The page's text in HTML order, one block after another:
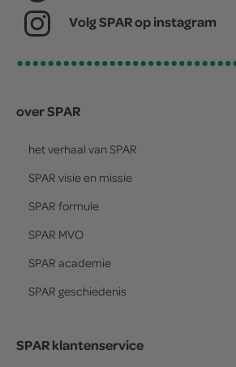
Volg SPAR op instagram
over SPAR
het verhaal van SPAR
SPAR visie en missie
SPAR formule
SPAR MVO
SPAR academie
SPAR geschiedenis
SPAR klantenservice